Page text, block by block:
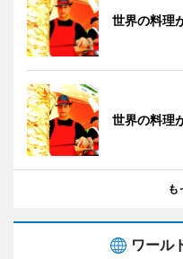
世界の料理
世界の料理
も
ワール